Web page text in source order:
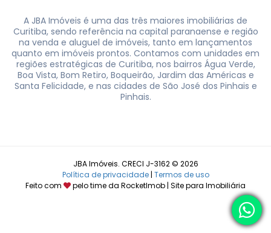
A JBA Imóveis é uma das três maiores imobiliárias de
Curitiba, sendo referência na capital paranaense e região
na venda e aluguel de imóveis, tanto em lançamentos
quanto em imóveis prontos. Contamos com unidades em
regiões estratégicas de Curitiba, nos bairros Água Verde,
Boa Vista, Bom Retiro, Boqueirão, Jardim das Américas e
Santa Felicidade, e nas cidades de São José dos Pinhais e
Pinhais.
JBA Imóveis. CRECI J-3162 © 2026
Política de privacidade| Termos de uso
Feito com
pelo time da RocketImob | Site para Imobiliária